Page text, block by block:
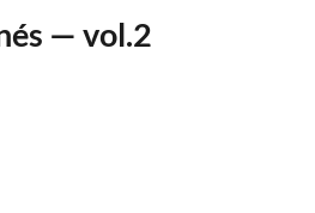
— vol.2